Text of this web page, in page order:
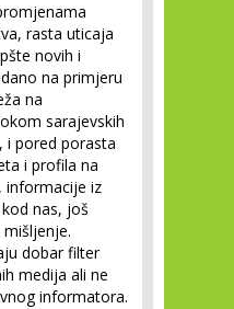
rasta uticaja
novih i
na primjeru
na
sarajevskih
i pored porasta
i profila na
informacije iz
nas, još
dobar filter
medija ali ne
informatora.